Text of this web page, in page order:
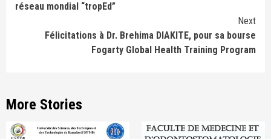
réseau mondial “tropEd”
Next
Félicitations à Dr. Brehima DIAKITE, pour sa bourse
Fogarty Global Health Training Program
More Stories